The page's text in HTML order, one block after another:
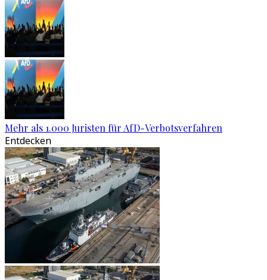
Mehr als 1.000 Juristen für AfD-Verbotsverfahren
Entdecken